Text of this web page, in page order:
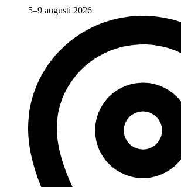
5–9 augusti 2026